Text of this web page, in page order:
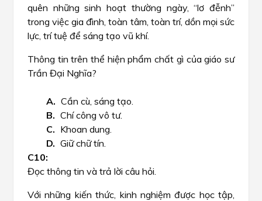
quên những sinh hoạt thường ngày, “lơ đễnh”
trong việc gia đình, toàn tâm, toàn trí, dồn mọi sức
lực, trí tuệ để sáng tạo vũ khí.
Thông tin trên thể hiện phẩm chất gì của giáo sư
Trần Đại Nghĩa?
Cần cù, sáng tạo.
Chí công vô tư.
Khoan dung.
Giữ chữ tín.
Đọc thông tin và trả lời câu hỏi.
Với những kiến thức, kinh nghiệm được học tập,